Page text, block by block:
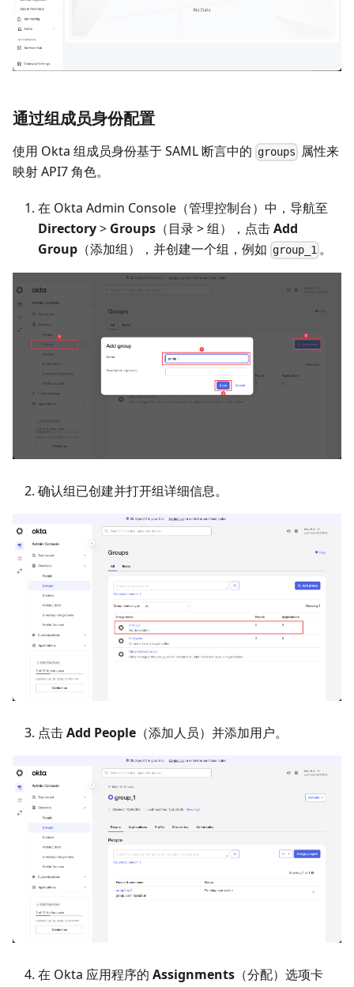
通过组成员身份配置
使用 Okta 组成员身份基于 SAML 断言中的 groups
属性来
映射 API7 角色。
在 Okta Admin Console（管理控制台）中，导航至
Directory> Groups （目录 > 组），点击Add
Group （添加组），并创建一个组，例如 group_1 。
确认组已创建并打开组详细信息。
点击Add People （添加人员）并添加用户。
在 Okta 应用程序的 Assignments （分配）选项卡